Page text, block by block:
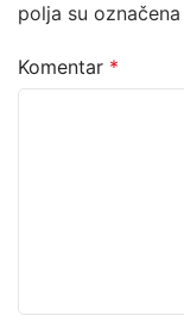
polja su označena
Komentar *